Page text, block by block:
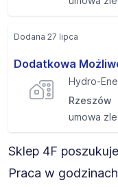
Dodatkowa
Hydro-
Rzeszów
umowa
Dodana 27 lipca
Sklep 4F
Praca w